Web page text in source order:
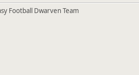
Football Dwarven Team